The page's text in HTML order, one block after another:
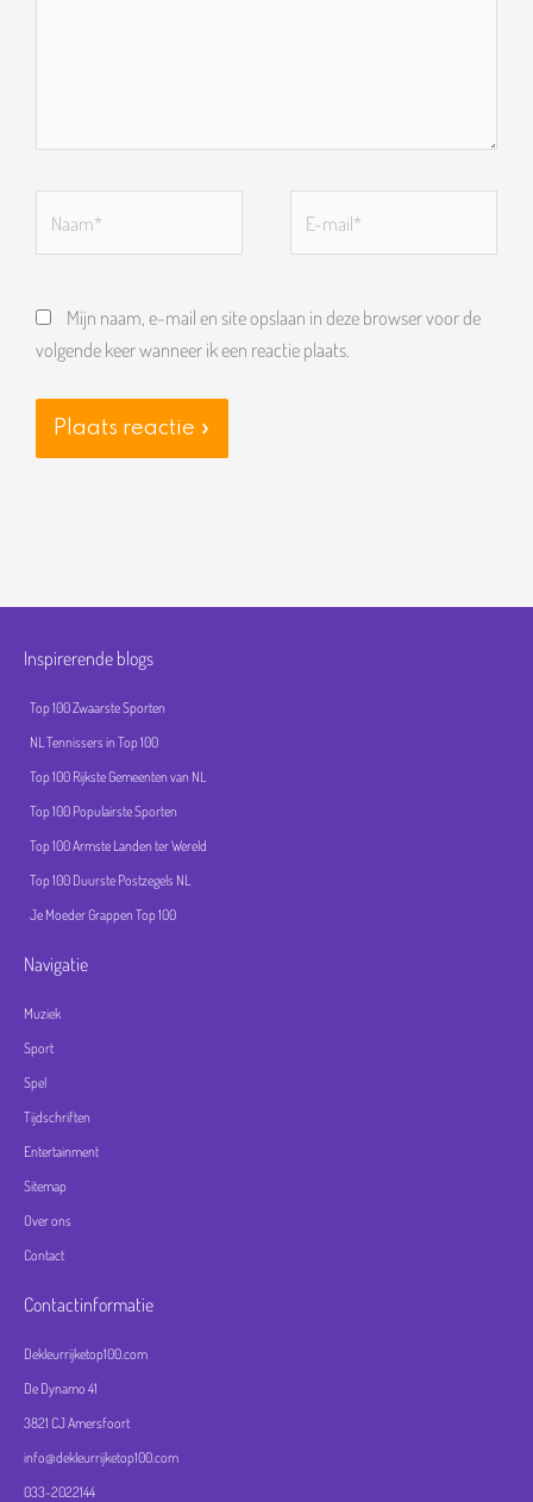
mail*
Mijn naam, e-mail en site opslaan in deze browser voor de
volgende keer wanneer ik een reactie plaats.
Inspirerende blogs
Top 100 Zwaarste Sporten
NL Tennissers in Top 100
Top 100 Rijkste Gemeenten van NL
Top 100 Populairste Sporten
Top 100 Armste Landen ter Wereld
Top 100 Duurste Postzegels NL
Je Moeder Grappen Top 100
Navigatie
Muziek
Sport
Spel
Tijdschriften
Entertainment
Sitemap
Over ons
Contact
Contactinformatie
Dekleurrijketop100.com
De Dynamo 41
3821 CJ Amersfoort
info@dekleurrijketop100.com
033-2022144